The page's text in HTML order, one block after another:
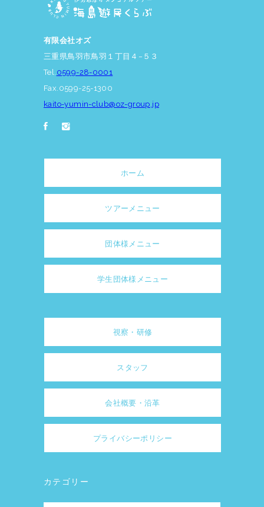
有限会社オズ
三重県鳥羽市鳥羽１丁目４−５３
Tel. 0599-28-0001
Fax.0599-25-1300
kaito-yumin-club@oz-group.jp
ホーム
ツアーメニュー
団体様メニュー
学生団体様メニュー
視察・研修
スタッフ
会社概要・沿革
プライバシーポリシー
カテゴリー